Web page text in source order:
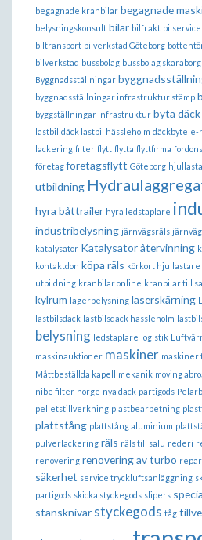
begagnade kranbilar begagnade
belysningskonsult bilar bilfrakt
biltransport bilverkstad Göteborg
bilverkstad bussbolag bussbolag skaraborg
Byggnadsställningar
byggnadsställningar infrastruktur stämp
byggställningar infrastruktur byta däck
lastbil däck lastbil hässleholm däckbyte e-
lackering filter flytt flytta flyttfirma
företag företagsflytt Göteborg
utbildning
hyra båttrailer hyra ledstaplare
industribelysning järnvägsräls
katalysator Katalysator återvinning
kontaktdon köpa räls körkort hjullastare
utbildning kranbilar online kranbilar till
kylrum lagerbelysning laserskärning
lastbilsdäck lastbilsdäck hässleholm
belysning ledstaplare logistik
maskinauktioner maskiner maskiner
Måttbeställda kapell mekanik moving
nibe filter norge nya däck partigods
pelletstillverkning plastbearbetning
plattstång plattstång aluminium
pulverlackering räls räls till salu rederi
renovering renovering av turbo
säkerhet service tryckluftsanläggning
partigods skicka styckegods slipers
stansknivar styckegods tåg